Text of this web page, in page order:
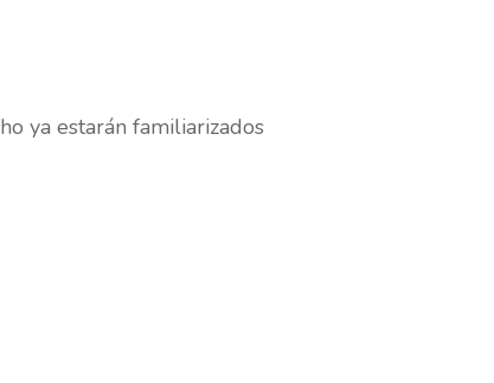
ya estarán familiarizados